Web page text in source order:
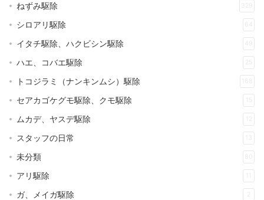
ねずみ駆除 329
シロアリ駆除 64
イタチ駆除、ハクビシン駆除 49
ハエ、コバエ駆除 25
トコジラミ（ナンキンムシ）駆除 168
セアカゴケグモ駆除、クモ駆除 15
ムカデ、ヤスデ駆除 12
スタッフの日常 13
未分類 80
アリ駆除
ガ、メイガ駆除 2